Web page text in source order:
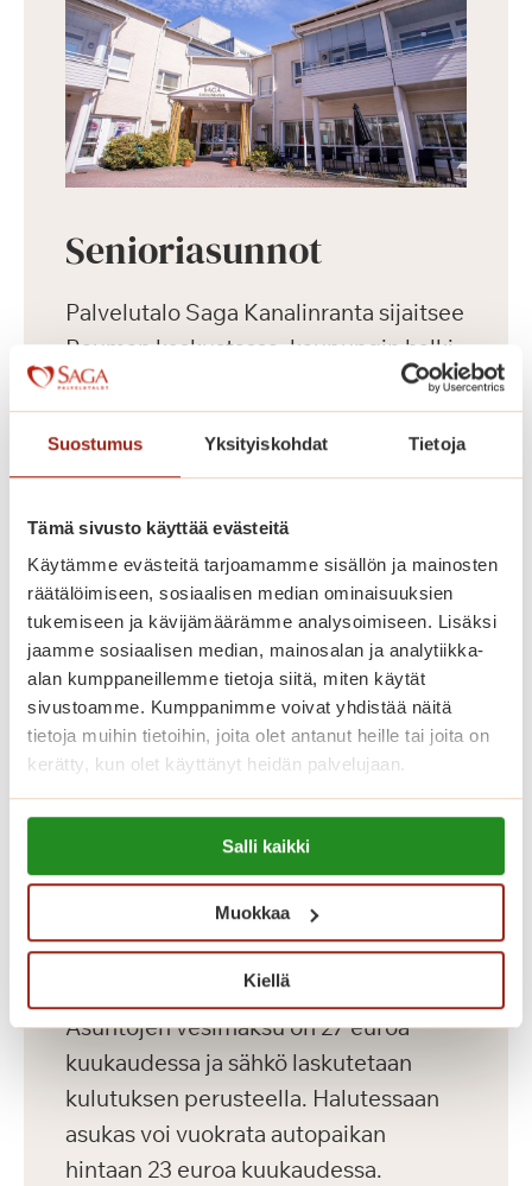
Suostumus Yksityiskohdat Tietoja
Tämä sivusto käyttää evästeitä
Käytämme evästeitä tarjoamamme sisällön ja mainosten
räätälöimiseen, sosiaalisen median ominaisuuksien
tukemiseen ja kävijämäärämme analysoimiseen. Lisäksi
jaamme sosiaalisen median, mainosalan ja analytiikka-
alan kumppaneillemme tietoja siitä, miten käytät
sivustoamme. Kumppanimme voivat yhdistää näitä
tietoja muihin tietoihin, joita olet antanut heille tai joita on
kerätty, kun olet käyttänyt heidän palvelujaan.
Lue lisää evästeistä:
https://sagacare.fi/evasteet/
Salli kaikki
Muokkaa
Kiellä
Senioriasunnot
Palvelutalo Saga Kanalinranta sijaitsee
Rauman keskustassa, kaupungin halki
virtaavan kanavan vehreällä rannalla.
Talossa on 80 parvekkeellista kaksiota
ikäihmisille. Saga Kanalinrannan
sujuu ja palvelut ovat lähellä. Saga
Kanalinrannan hyvin varustellut ja
esteettömät senioriasunnot on
suunniteltu ja rakennettu Saga-
palvelutalojen korkeiden
laatukriteerien mukaisesti. Voit
sisustaa kotisi mielesi mukaan omilla
huonekaluillasi. Kauniisti sisustetuissa
yleistiloissa asukkaidemme käytössä
ovat kirjasto, ravintola, kahvila,
saunaosasto ja upea talvipuutarha.
Asuntojen asumiskuluun sisältyy
asunnon vuokra sekä yhteiset tilat.
Asuntojen vesimaksu on 27 euroa
kuukaudessa ja sähkö laskutetaan
kulutuksen perusteella. Halutessaan
asukas voi vuokrata autopaikan
hintaan 23 euroa kuukaudessa.